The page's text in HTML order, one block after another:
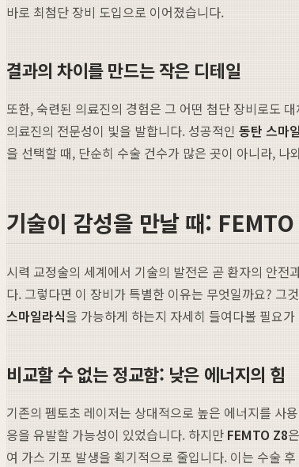
바로 최첨단 장비 도입으로 이어졌습니다.
결과의 차이를 만드는 작은 디테일
또한, 숙련된 의료진의 경험은 그 어떤 첨단 장비로도
의료진의 전문성이 빛을 발합니다. 성공적인 동탄 스마
을 선택할 때, 단순히 수술 건수가 많은 곳이 아니라,
기술이 감성을 만날 때:
시력 교정술의 세계에서 기술의 발전은 곧 환자의 안
다. 그렇다면 이 장비가 특별한 이유는 무엇일까요?
스마일라식을 가능하게 하는지 자세히 들여다볼 필요
비교할 수 없는 정교함: 낮은 에너지의 힘
기존의 펨토초 레이저는 상대적으로 높은 에너지를
응을 유발할 가능성이 있었습니다. 하지만 FEMTO Z8
여 가스 기포 발생을 획기적으로 줄입니다. 이는 수술